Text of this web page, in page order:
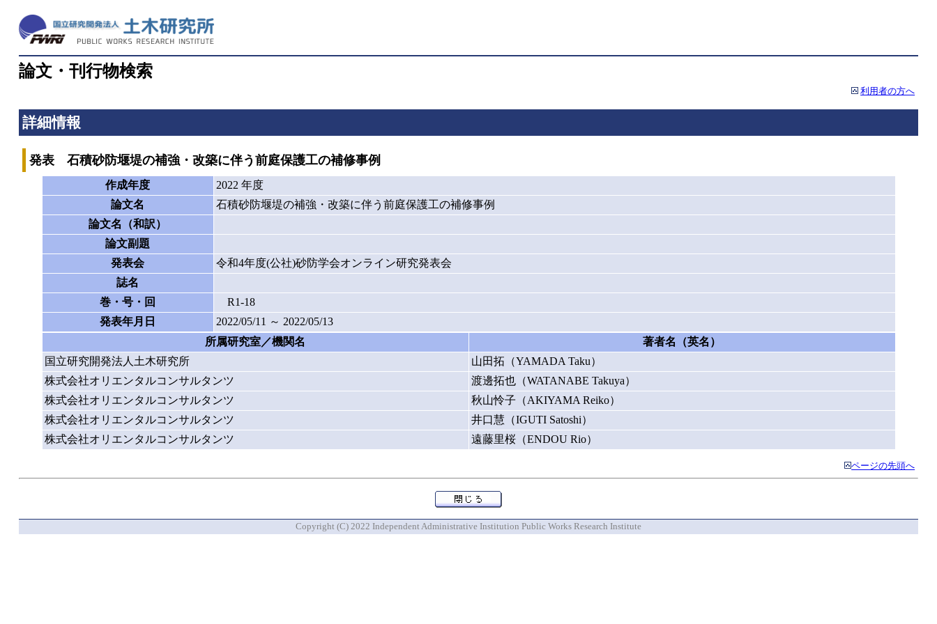
論文・刊行物検索
利用者の方へ
詳細情報
発表 石積砂防堰堤の補強・改築に伴う前庭保護工の補修事例
作成年度
2022 年度
論文名
石積砂防堰堤の補強・改築に伴う前庭保護工の補修事例
論文名（和訳）
論文副題
発表会
令和4年度(公社)砂防学会オンライン研究発表会
誌名
巻・号・回
R1-18
発表年月日
2022/05/11 ～ 2022/05/13
所属研究室／機関名
著者名（英名）
国立研究開発法人土木研究所
山田拓（YAMADA Taku）
株式会社オリエンタルコンサルタンツ
渡邊拓也（WATANABE Takuya）
株式会社オリエンタルコンサルタンツ
秋山怜子（AKIYAMA Reiko）
株式会社オリエンタルコンサルタンツ
井口慧（IGUTI Satoshi）
株式会社オリエンタルコンサルタンツ
遠藤里桜（ENDOU Rio）
ページの先頭へ
Copyright (C) 2022 Independent Administrative Institution Public Works Research Institute